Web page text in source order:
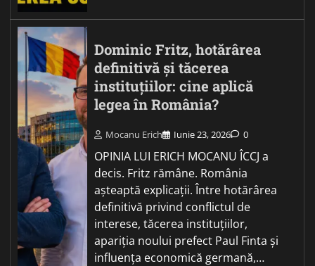
Dominic Fritz, hotărârea
definitivă și tăcerea
instituțiilor: cine aplică
legea în România?
Mocanu Erich Iunie 23, 2026 0
OPINIA LUI ERICH MOCANU ÎCCJ a
decis. Fritz rămâne. România
așteaptă explicații. Între hotărârea
definitivă privind conflictul de
interese, tăcerea instituțiilor,
apariția noului prefect Paul Finta și
influența economică germană,…